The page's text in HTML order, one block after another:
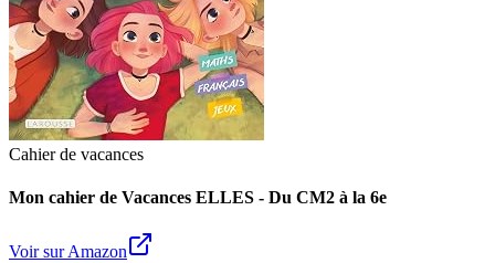
Cahier de vacances
Mon cahier de Vacances ELLES - Du CM2 à la 6e
Voir sur Amazon